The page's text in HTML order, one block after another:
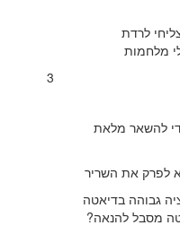
לרדת
מלחמות
3
להשאר מלאת
לפרק את השריר
גבוהה בדיאטה
מסבל להנאה?